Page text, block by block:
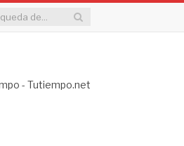
- Tutiempo.net